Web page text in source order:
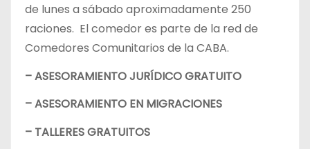
de lunes a sábado aproximadamente 250
raciones. El comedor es parte de la red de
Comedores Comunitarios de la CABA.
– ASESORAMIENTO JURÍDICO GRATUITO
– ASESORAMIENTO EN MIGRACIONES
– TALLERES GRATUITOS